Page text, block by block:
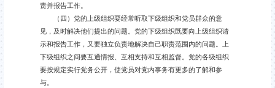
责并报告工作。
（四）党的上级组织要经常听取下级组织和党员群众的意
见，及时解决他们提出的问题。党的下级组织既要向上级组织请
示和报告工作，又要独立负责地解决自己职责范围内的问题。上
下级组织之间要互通情报、互相支持和互相监督。党的各级组织
要按规定实行党务公开，使党员对党内事务有更多的了解和参
与。